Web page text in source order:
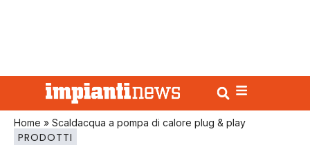
Home » Scaldacqua a pompa di calore plug & play
PRODOTTI